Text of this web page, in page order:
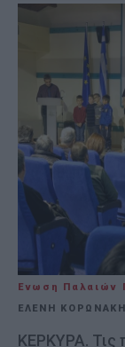
Ενωση Παλαιών
ΕΛΈΝΗ ΚΟΡΩΝΆΚΗ
ΚΕΡΚΥΡΑ. Τις